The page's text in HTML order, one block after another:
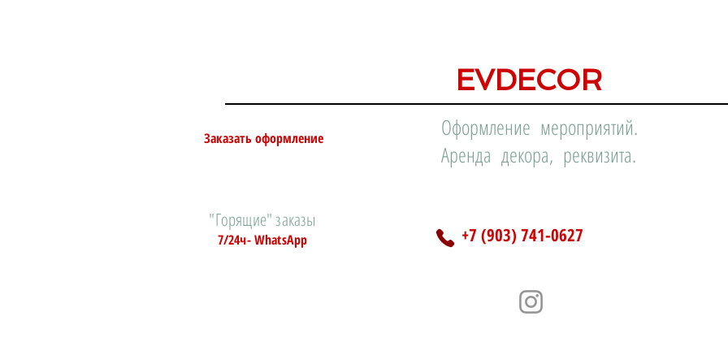
EVDECOR
Заказать оформление
"Горящие" заказы
7/24ч- WhatsApp
Оформление мероприятий.
Аренда декора, реквизита.
+7 (903) 741-0627